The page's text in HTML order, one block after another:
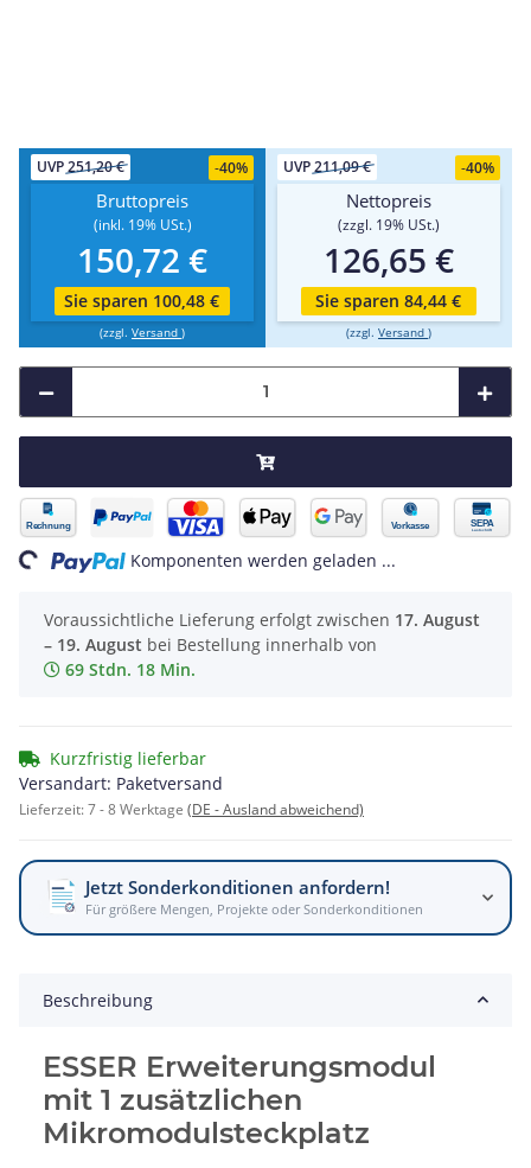
UVP251,20 € -40%
Bruttopreis
(inkl. 19% USt.)
150,72 €
Sie sparen 100,48 €
(zzgl. Versand )
UVP211,09 € -40%
Nettopreis
(zzgl. 19% USt.)
126,65 €
Sie sparen 84,44 €
(zzgl. Versand )
Komponenten werden geladen ...
Voraussichtliche Lieferung erfolgt zwischen 17. August
– 19. August bei Bestellung innerhalb von
69 Stdn. 18 Min.
Kurzfristig lieferbar
Versandart: Paketversand
Lieferzeit:7 - 8 Werktage (DE - Ausland abweichend)
Jetzt Sonderkonditionen anfordern!
Für größere Mengen, Projekte oder Sonderkonditionen
Beschreibung
ESSER Erweiterungsmodul
mit 1 zusätzlichen
Mikromodulsteckplatz